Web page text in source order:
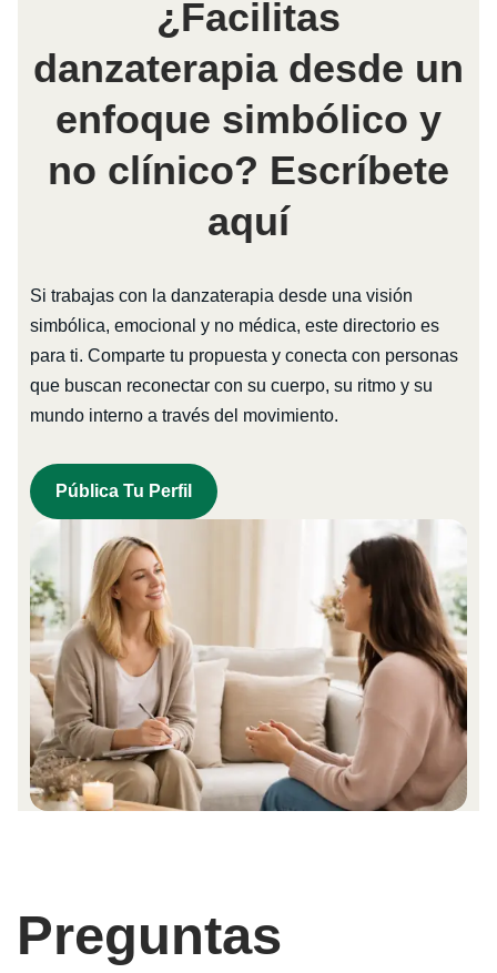
¿Facilitas
danzaterapia desde un
enfoque simbólico y
no clínico? Escríbete
aquí
Si trabajas con la danzaterapia desde una visión
simbólica, emocional y no médica, este directorio es
para ti. Comparte tu propuesta y conecta con personas
que buscan reconectar con su cuerpo, su ritmo y su
mundo interno a través del movimiento.
Pública Tu Perfil
Preguntas